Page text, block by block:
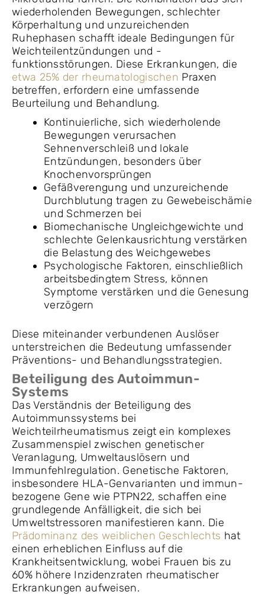
wiederholenden Bewegungen, schlechter
Körperhaltung und unzureichenden
Ruhephasen schafft ideale Bedingungen für
Weichteilentzündungen und -
funktionsstörungen. Diese Erkrankungen, die
etwa 25% der rheumatologischen Praxen
betreffen, erfordern eine umfassende
Beurteilung und Behandlung.
Kontinuierliche, sich wiederholende
Bewegungen verursachen
Sehnenverschleiß und lokale
Entzündungen, besonders über
Knochenvorsprüngen
Gefäßverengung und unzureichende
Durchblutung tragen zu Gewebeischämie
und Schmerzen bei
Biomechanische Ungleichgewichte und
schlechte Gelenkausrichtung verstärken
die Belastung des Weichgewebes
Psychologische Faktoren, einschließlich
arbeitsbedingtem Stress, können
Symptome verstärken und die Genesung
verzögern
Diese miteinander verbundenen Auslöser
unterstreichen die Bedeutung umfassender
Präventions- und Behandlungsstrategien.
Beteiligung des Autoimmun-
Systems
Das Verständnis der Beteiligung des
Autoimmunssystems bei
Weichteilrheumatismus zeigt ein komplexes
Zusammenspiel zwischen genetischer
Veranlagung, Umweltauslösern und
Immunfehlregulation. Genetische Faktoren,
insbesondere HLA-Genvarianten und immun-
bezogene Gene wie PTPN22, schaffen eine
grundlegende Anfälligkeit, die sich bei
Umweltstressoren manifestieren kann. Die
Prädominanz des weiblichen Geschlechts hat
einen erheblichen Einfluss auf die
Krankheitsentwicklung, wobei Frauen bis zu
60% höhere Inzidenzraten rheumatischer
Erkrankungen aufweisen.